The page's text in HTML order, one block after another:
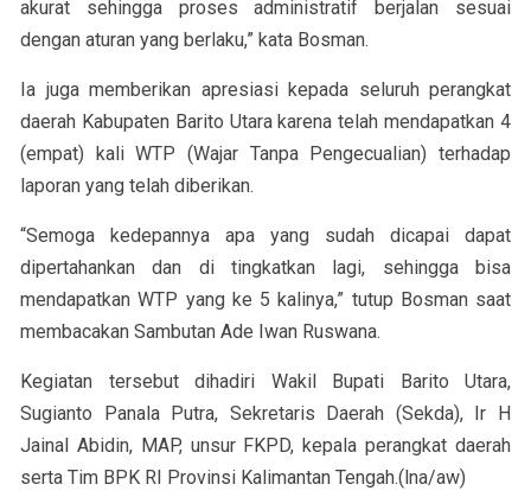
akurat sehingga proses administratif berjalan sesuai
dengan aturan yang berlaku,” kata Bosman.
Ia juga memberikan apresiasi kepada seluruh perangkat
daerah Kabupaten Barito Utara karena telah mendapatkan 4
(empat) kali WTP (Wajar Tanpa Pengecualian) terhadap
laporan yang telah diberikan.
“Semoga kedepannya apa yang sudah dicapai dapat
dipertahankan dan di tingkatkan lagi, sehingga bisa
mendapatkan WTP yang ke 5 kalinya,” tutup Bosman saat
membacakan Sambutan Ade Iwan Ruswana.
Kegiatan tersebut dihadiri Wakil Bupati Barito Utara,
Sugianto Panala Putra, Sekretaris Daerah (Sekda), Ir H
Jainal Abidin, MAP, unsur FKPD, kepala perangkat daerah
serta Tim BPK RI Provinsi Kalimantan Tengah.(lna/aw)